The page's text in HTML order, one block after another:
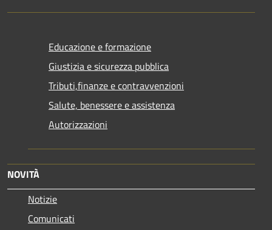
Educazione e formazione
Giustizia e sicurezza pubblica
Tributi,finanze e contravvenzioni
Salute, benessere e assistenza
Autorizzazioni
NOVITÀ
Notizie
Comunicati